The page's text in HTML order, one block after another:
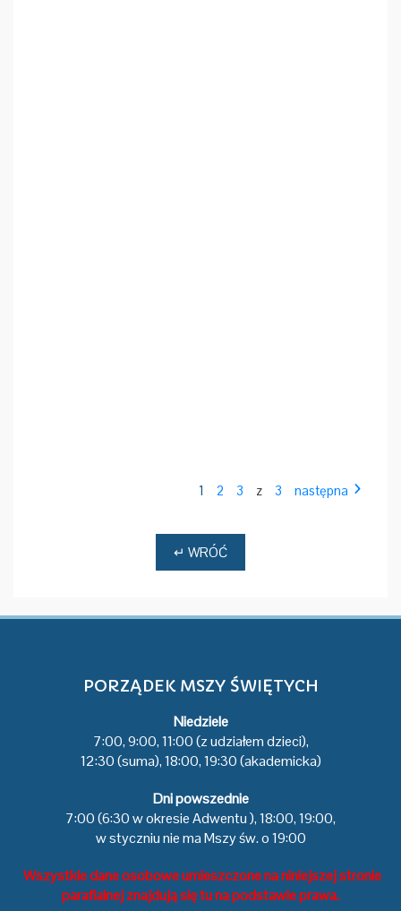
1 2 3 z 3 następna
↵ WRÓĆ
PORZĄDEK MSZY ŚWIĘTYCH
Niedziele
7:00, 9:00, 11:00 (z udziałem dzieci),
12:30 (suma), 18:00, 19:30 (akademicka)
Dni powszednie
7:00 (6:30 w okresie Adwentu ), 18:00, 19:00,
w styczniu nie ma Mszy św. o 19:00
Wszystkie dane osobowe umieszczone na niniejszej stronie
parafialnej znajdują się tu na podstawie prawa.